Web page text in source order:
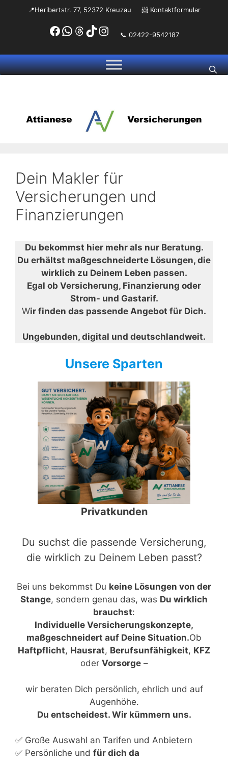
📍Heribertstr. 77, 52372 Kreuzau 📨 Kontaktformular
Facebook
WhatsApp
Threads
TikTok
Instagram
📞 02422-9542187
Dein Makler für
Versicherungen und
Finanzierungen
Du bekommst hier mehr als nur Beratung.
Du erhältst maßgeschneiderte Lösungen, die
wirklich zu Deinem Leben passen.
Egal ob Versicherung, Finanzierung oder
Strom- und Gastarif.
Wir finden das passende Angebot für Dich.
Ungebunden, digital und deutschlandweit.
Unsere Sparten
Privatkunden
Du suchst die passende Versicherung,
die wirklich zu Deinem Leben passt?
Bei uns bekommst Du keine Lösungen von der
Stange, sondern genau das, was Du wirklich
brauchst:
Individuelle Versicherungskonzepte,
maßgeschneidert auf Deine Situation.Ob
Haftpflicht, Hausrat, Berufsunfähigkeit, KFZ
oder Vorsorge–
wir beraten Dich persönlich, ehrlich und auf
Augenhöhe.
Du entscheidest. Wir kümmern uns.
✅ Große Auswahl an Tarifen und Anbietern
✅ Persönliche und für dich da